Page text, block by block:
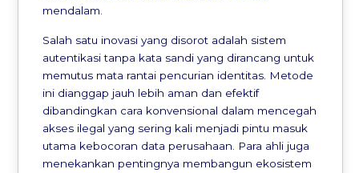
mendalam.
Salah satu inovasi yang disorot adalah sistem
autentikasi tanpa kata sandi yang dirancang untuk
memutus mata rantai pencurian identitas. Metode
ini dianggap jauh lebih aman dan efektif
dibandingkan cara konvensional dalam mencegah
akses ilegal yang sering kali menjadi pintu masuk
utama kebocoran data perusahaan. Para ahli juga
menekankan pentingnya membangun ekosistem